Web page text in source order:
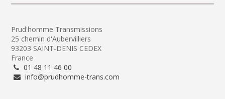
Prud'homme Transmissions
25 chemin d'Aubervilliers
93203 SAINT-DENIS CEDEX
France
01 48 11 46 00
info@prudhomme-trans.com